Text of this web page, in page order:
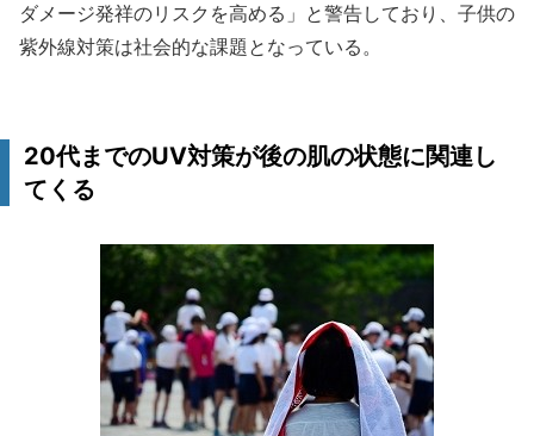
ダメージ発祥のリスクを高める」と警告しており、子供の
紫外線対策は社会的な課題となっている。
20代までのUV対策が後の肌の状態に関連し
てくる